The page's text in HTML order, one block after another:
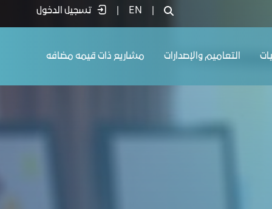
EN تسجيل الدخول
التعاميم والإصدارات مشاريع ذات قيمه مضافه